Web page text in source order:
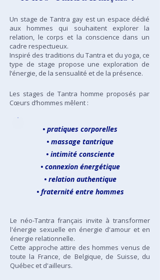
Un stage de Tantra gay est un espace dédié
aux hommes qui souhaitent explorer la
relation, le corps et la conscience dans un
cadre respectueux.
Inspiré des traditions du Tantra et du yoga, ce
type de stage propose une exploration de
l’énergie, de la sensualité et de la présence.
Les stages de Tantra homme proposés par
Cœurs d’hommes mêlent :
• pratiques corporelles
• massage tantrique
• intimité consciente
• connexion énergétique
• relation authentique
• fraternité entre hommes
Le néo-Tantra français invite à transformer
l'énergie sexuelle en énergie d'amour et en
énergie relationnelle.
Cette approche attire des hommes venus de
toute la France, de Belgique, de Suisse, du
Québec et d'ailleurs.